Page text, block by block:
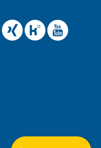
Offizielle